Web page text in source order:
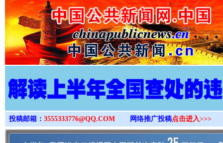
>
投稿邮箱： 3555333776@QQ.COM 网络推广投稿点击进入>>>